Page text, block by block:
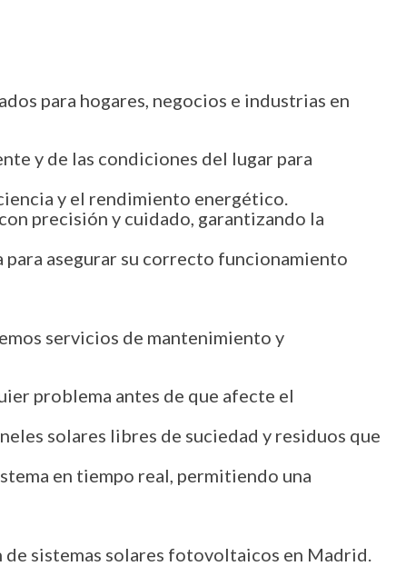
para hogares, negocios e industrias en
y de las condiciones del lugar para
y el rendimiento energético.
precisión y cuidado, garantizando la
para asegurar su correcto funcionamiento
servicios de mantenimiento y
problema antes de que afecte el
solares libres de suciedad y residuos que
en tiempo real, permitiendo una
de sistemas solares fotovoltaicos en Madrid.